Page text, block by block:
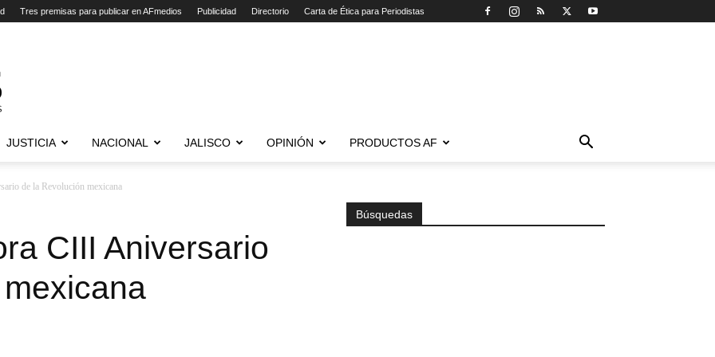
Tres premisas para publicar en AFmedios Publicidad Directorio Carta de Ética para Periodistas
JUSTICIA NACIONAL JALISCO OPINIÓN PRODUCTOS AF
de la Revolución mexicana
CIII Aniversario
Búsquedas